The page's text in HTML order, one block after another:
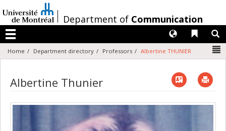
au
contenu
/Department of Communication
Menu
Liens
Langues
Home Department directory Professors Albertine THUNIER
Albertine Thunier Vcard